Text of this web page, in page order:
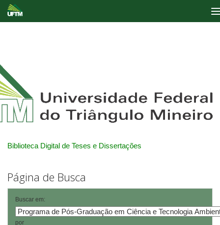
Biblioteca Digital de Teses e Dissertações
Página de Busca
Buscar em:
por